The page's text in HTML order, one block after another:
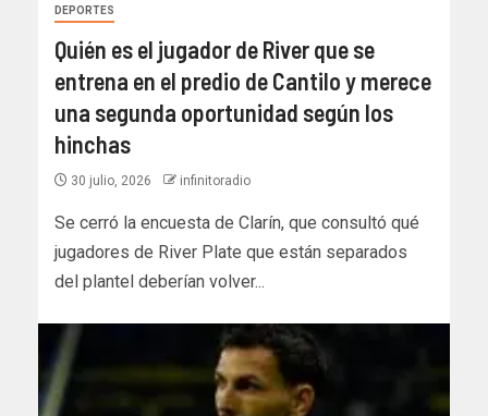
DEPORTES
Quién es el jugador de River que se
entrena en el predio de Cantilo y merece
una segunda oportunidad según los
hinchas
30 julio, 2026 infinitoradio
Se cerró la encuesta de Clarín, que consultó qué
jugadores de River Plate que están separados
del plantel deberían volver...